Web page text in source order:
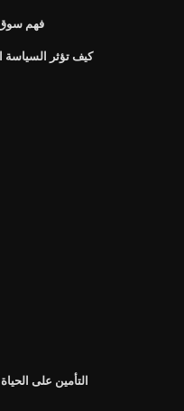
فهم سوق
كيف تؤثر السياسة
التأمين على